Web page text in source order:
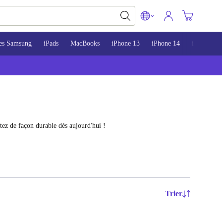
Samsung iPads MacBooks iPhone 13 iPhone 14 iPhone 15
de façon durable dès aujourd'hui !
Trier